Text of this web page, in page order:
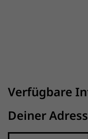
Verfügbare
Deiner